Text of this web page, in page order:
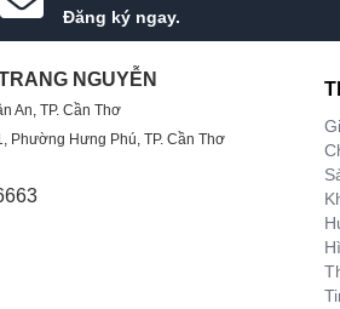
Đăng ký ngay.
NGUYỄN
An, TP. Cần Thơ
Phường Hưng Phú, TP. Cần Thơ